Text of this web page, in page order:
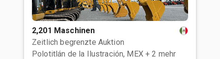
2,201 Maschinen
Zeitlich begrenzte Auktion
Polotitlán de la Ilustración, MEX + 2 mehr